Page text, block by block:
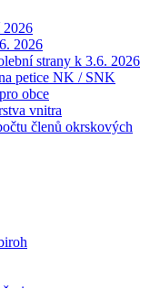
2026
2026
strany k 3.6. 2026
petice NK / SNK
obce
vnitra
členů okrskových